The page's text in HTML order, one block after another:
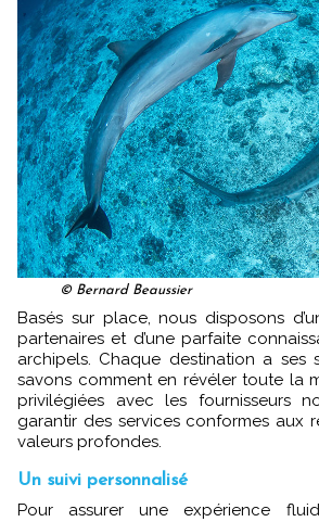
© Bernard Beaussier
Basés sur place, nous disposons d’un réseau solide de
partenaires et d’une parfaite
archipels. Chaque destination a ses
savons comment en révéler toute la
privilégiées avec les fournisseurs
garantir des services conformes aux
valeurs profondes.
Un suivi personnalisé
Pour assurer une expérience fluide et sereine, un